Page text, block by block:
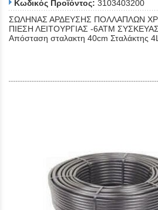
Κωδικός Προϊόντος: 3103403200
ΣΩΛΗΝΑΣ ΑΡΔΕΥΣΗΣ ΠΟΛΛΑΠΛΩΝ
ΠΙΕΣΗ ΛΕΙΤΟΥΡΓΙΑΣ -6ΑΤΜ
Απόσταση σταλακτη 40cm Σταλάκτης